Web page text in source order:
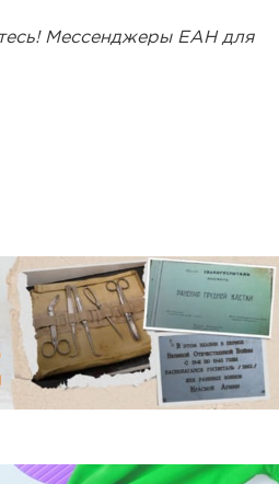
Мессенджеры ЕАН для